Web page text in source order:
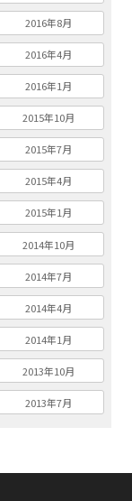
2016年8月
2016年4月
2016年1月
2015年10月
2015年7月
2015年4月
2015年1月
2014年10月
2014年7月
2014年4月
2014年1月
2013年10月
2013年7月